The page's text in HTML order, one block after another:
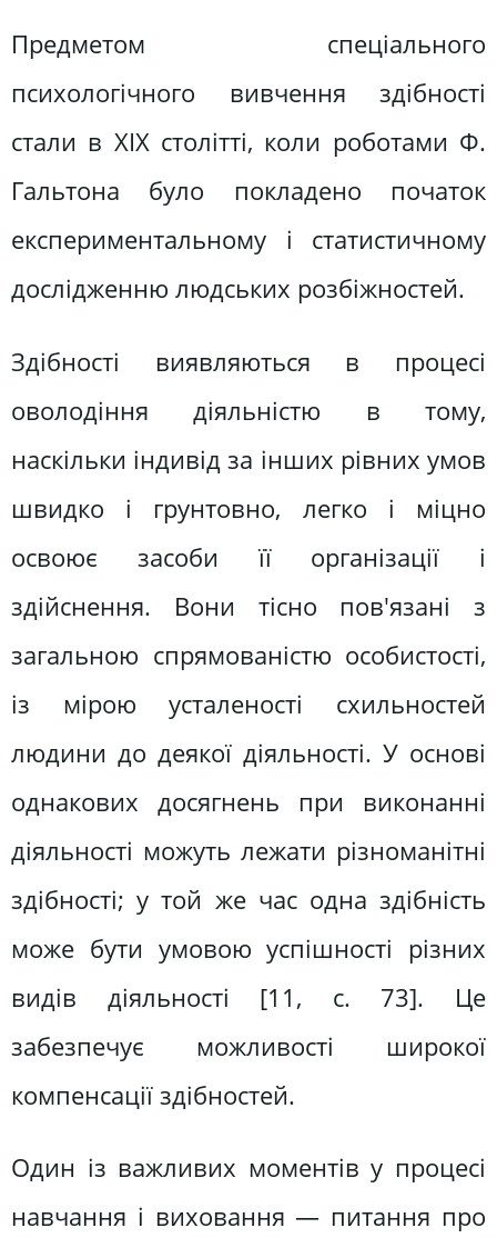
Предметом спеціального
психологічного вивчення здібності
стали в XIX столітті, коли роботами Ф.
Гальтона було покладено початок
експериментальному і статистичному
дослідженню людських розбіжностей.
Здібності виявляються в процесі
оволодіння діяльністю в тому,
наскільки індивід за інших рівних умов
швидко і грунтовно, легко і міцно
освоює засоби її організації і
здійснення. Вони тісно пов'язані з
загальною спрямованістю особистості,
із мірою усталеності схильностей
людини до деякої діяльності. У основі
однакових досягнень при виконанні
діяльності можуть лежати різноманітні
здібності; у той же час одна здібність
може бути умовою успішності різних
видів діяльності [11, с. 73]. Це
забезпечує можливості широкої
компенсації здібностей.
Один із важливих моментів у процесі
навчання і виховання — питання про